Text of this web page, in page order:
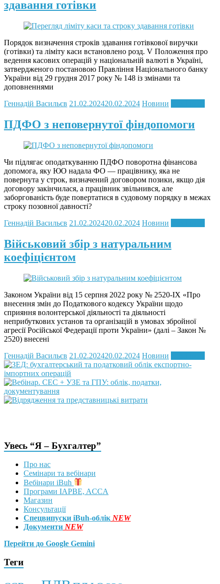
здавання готівки
Порядок визначення строків здавання готівкової виручки
(готівки) та ліміту каси встановлено розд. V Положення про
ведення касових операцій у національній валюті в Україні,
затвердженого постановою Правління Національного банку
України від 29 грудня 2017 року № 148 із змінами та
доповненнями
Геннадій Васильєв 21.02.202420.02.2024 Новини
ПДФО з неповернутої фіндопомоги
Чи підлягає оподаткуванню ПДФО поворотна фінансова
допомога, яку ЮО надала ФО — працівнику, яка не
повернута у строк, визначений договором позики, якщо дія
договору закінчилася, а працівник звільнився, але
заборгованість буде повертатися в судовому порядку в межах
строку позовної давності?
Геннадій Васильєв 21.02.202420.02.2024 Новини
Військовий збір з натуральним
коефіцієнтом
Законом України від 15 серпня 2022 року № 2520-IX «Про
внесення змін до Податкового кодексу України щодо
сприяння волонтерської діяльності та діяльності
неприбуткових установ та організацій в умовах збройної
агресії Російської Федерації проти України» (далі – Закон №
2520) внесені
Геннадій Васильєв 21.02.202420.02.2024 Новини
Увесь “Я – Бухгалтер”
Про нас
Семінари та вебінари
Вебінари iBuh
Програми IAPBE, ACCA
Магазин
Консультації
Спецвипуски iBuh-облік NEW
Документи NEW
Перейти до Google Gemini
Теги